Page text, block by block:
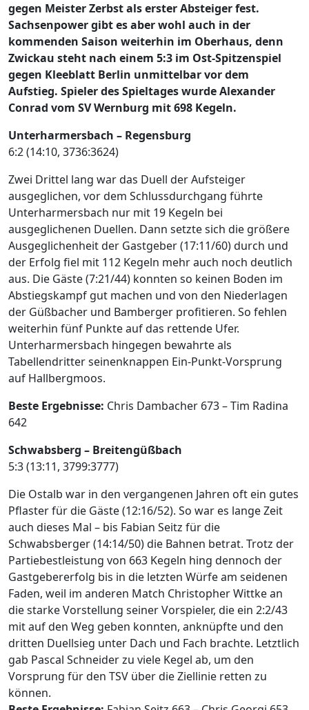
gegen Meister Zerbst als erster Absteiger fest.
Sachsenpower gibt es aber wohl auch in der
kommenden Saison weiterhin im Oberhaus, denn
Zwickau steht nach einem 5:3 im Ost-Spitzenspiel
gegen Kleeblatt Berlin unmittelbar vor dem
Aufstieg. Spieler des Spieltages wurde Alexander
Conrad vom SV Wernburg mit 698 Kegeln.
Unterharmersbach – Regensburg
6:2 (14:10, 3736:3624)
Zwei Drittel lang war das Duell der Aufsteiger
ausgeglichen, vor dem Schlussdurchgang führte
Unterharmersbach nur mit 19 Kegeln bei
ausgeglichenen Duellen. Dann setzte sich die größere
Ausgeglichenheit der Gastgeber (17:11/60) durch und
der Erfolg fiel mit 112 Kegeln mehr auch noch deutlich
aus. Die Gäste (7:21/44) konnten so keinen Boden im
Abstiegskampf gut machen und von den Niederlagen
der Güßbacher und Bamberger profitieren. So fehlen
weiterhin fünf Punkte auf das rettende Ufer.
Unterharmersbach hingegen bewahrte als
Tabellendritter seinenknappen Ein-Punkt-Vorsprung
auf Hallbergmoos.
Beste Ergebnisse: Chris Dambacher 673 – Tim Radina
642
Schwabsberg – Breitengüßbach
5:3 (13:11, 3799:3777)
Die Ostalb war in den vergangenen Jahren oft ein gutes
Pflaster für die Gäste (12:16/52). So war es lange Zeit
auch dieses Mal – bis Fabian Seitz für die
Schwabsberger (14:14/50) die Bahnen betrat. Trotz der
Partiebestleistung von 663 Kegeln hing dennoch der
Gastgebererfolg bis in die letzten Würfe am seidenen
Faden, weil im anderen Match Christopher Wittke an
die starke Vorstellung seiner Vorspieler, die ein 2:2/43
mit auf den Weg geben konnten, anknüpfte und den
dritten Duellsieg unter Dach und Fach brachte. Letztlich
gab Pascal Schneider zu viele Kegel ab, um den
Vorsprung für den TSV über die Ziellinie retten zu
können.